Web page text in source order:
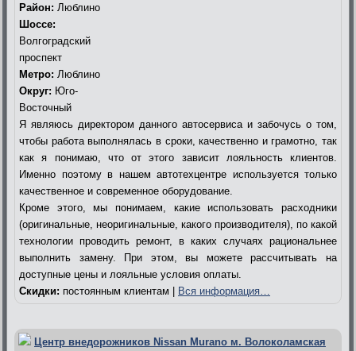
Район: Люблино
Шоссе:
Волгоградский
проспект
Метро: Люблино
Округ: Юго-
Восточный
Я являюсь директором данного автосервиса и забочусь о том,
чтобы работа выполнялась в сроки, качественно и грамотно, так
как я понимаю, что от этого зависит лояльность клиентов.
Именно поэтому в нашем автотехцентре используется только
качественное и современное оборудование.
Кроме этого, мы понимаем, какие использовать расходники
(оригинальные, неоригинальные, какого производителя), по какой
технологии проводить ремонт, в каких случаях рациональнее
выполнить замену. При этом, вы можете рассчитывать на
доступные цены и лояльные условия оплаты.
Скидки: постоянным клиентам | Вся информация…
Центр внедорожников Nissan Murano м. Волоколамская